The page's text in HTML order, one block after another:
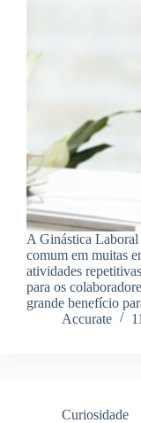
A Ginástica Laboral
comum em muitas
atividades
para os
grande benefício
Accurate
Curiosidade